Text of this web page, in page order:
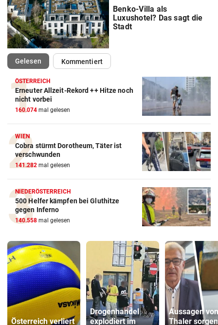
Benko-Villa als
Luxushotel? Das sagt die
Stadt
Gelesen(ausgewählt)Kommentiert
ÖSTERREICH
Erneuter Allzeit-Rekord ++ Hitze noch
nicht vorbei
160.074 mal gelesen
WIEN
Cobra stürmt Dorotheum, Täter ist
verschwunden
141.282 mal gelesen
NIEDERÖSTERREICH
500 Helfer kämpfen bei Gluthitze
gegen Inferno
140.558 mal gelesen
Österreich verliert
Drogenhandel
explodiert im
Aussagen von
Thaler